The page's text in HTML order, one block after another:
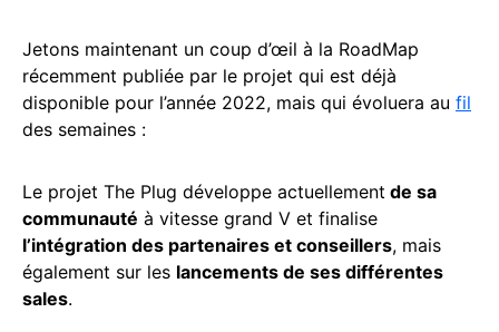
Jetons maintenant un coup d’œil à la RoadMap
récemment publiée par le projet qui est déjà
disponible pour l’année 2022, mais qui évoluera au fil
des semaines :
Le projet The Plug développe actuellement de sa
communauté à vitesse grand V et finalise
l’intégration des partenaires et conseillers, mais
également sur les lancements de ses différentes
sales.